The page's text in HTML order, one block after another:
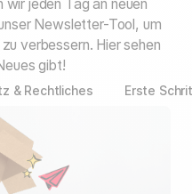
wir jeden Tag an neuen
Newsletter-Tool, um
verbessern. Hier sehen
gibt!
& Rechtliches Erste